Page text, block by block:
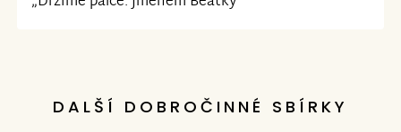
DALŠÍ DOBROČINNÉ SBÍRKY